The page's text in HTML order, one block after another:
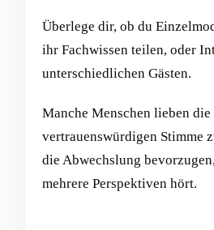
Überlege dir, ob du
ihr Fachwissen teilen, oder
unterschiedlichen Gästen.
Manche Menschen lieben
vertrauenswürdigen Stimme
die Abwechslung
mehrere Perspektiven hört.